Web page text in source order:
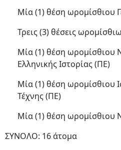
Μία (1) θέση ωρομίσθιου
Τρεις (3) θέσεις
Μία (1) θέση ωρομίσθιου
Ελληνικής Ιστορίας (ΠΕ)
Μία (1) θέση ωρομίσθιου
Τέχνης (ΠΕ)
Μία (1) θέση ωρομίσθιου
ΣΥΝΟΛΟ: 16 άτομα